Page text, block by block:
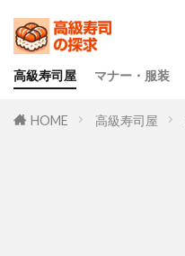
高級寿司屋 マナー・服装
HOME 高級寿司屋